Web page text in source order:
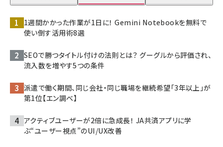
1週間かかった作業が1日に！ Gemini Notebookを無料で
使い倒す活用術8選
SEOで勝つタイトル付けの法則とは？ グーグルから評価され、
流入数を増やす5つの条件
派遣で働く期間、同じ会社・同じ職場を継続希望「3年以上」が
第1位【エン調べ】
アクティブユーザーが2倍に急成長！ JA共済アプリに学
ぶ“ユーザー視点”のUI/UX改善